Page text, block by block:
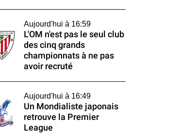
Aujourd'hui à 16:59
L'OM n'est pas le seul club
des cinq grands
championnats à ne pas
avoir recruté
Aujourd'hui à 16:49
Un Mondialiste japonais
retrouve la Premier
League